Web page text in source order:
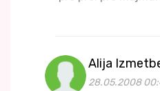
Alija
28.05.2008